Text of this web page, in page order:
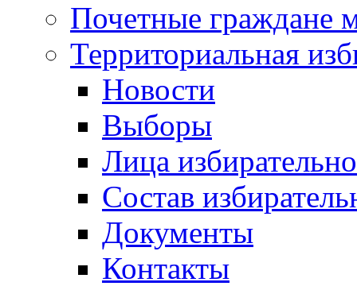
Почетные граждане
Территориальная
Новости
Выборы
Лица
Состав
Документы
Контакты